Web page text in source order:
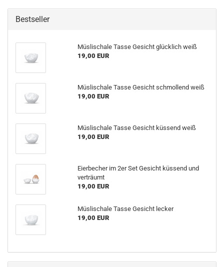
Bestseller
Müslischale Tasse Gesicht glücklich weiß
19,00 EUR
Müslischale Tasse Gesicht schmollend weiß
19,00 EUR
Müslischale Tasse Gesicht küssend weiß
19,00 EUR
Eierbecher im 2er Set Gesicht küssend und
verträumt
19,00 EUR
Müslischale Tasse Gesicht lecker
19,00 EUR